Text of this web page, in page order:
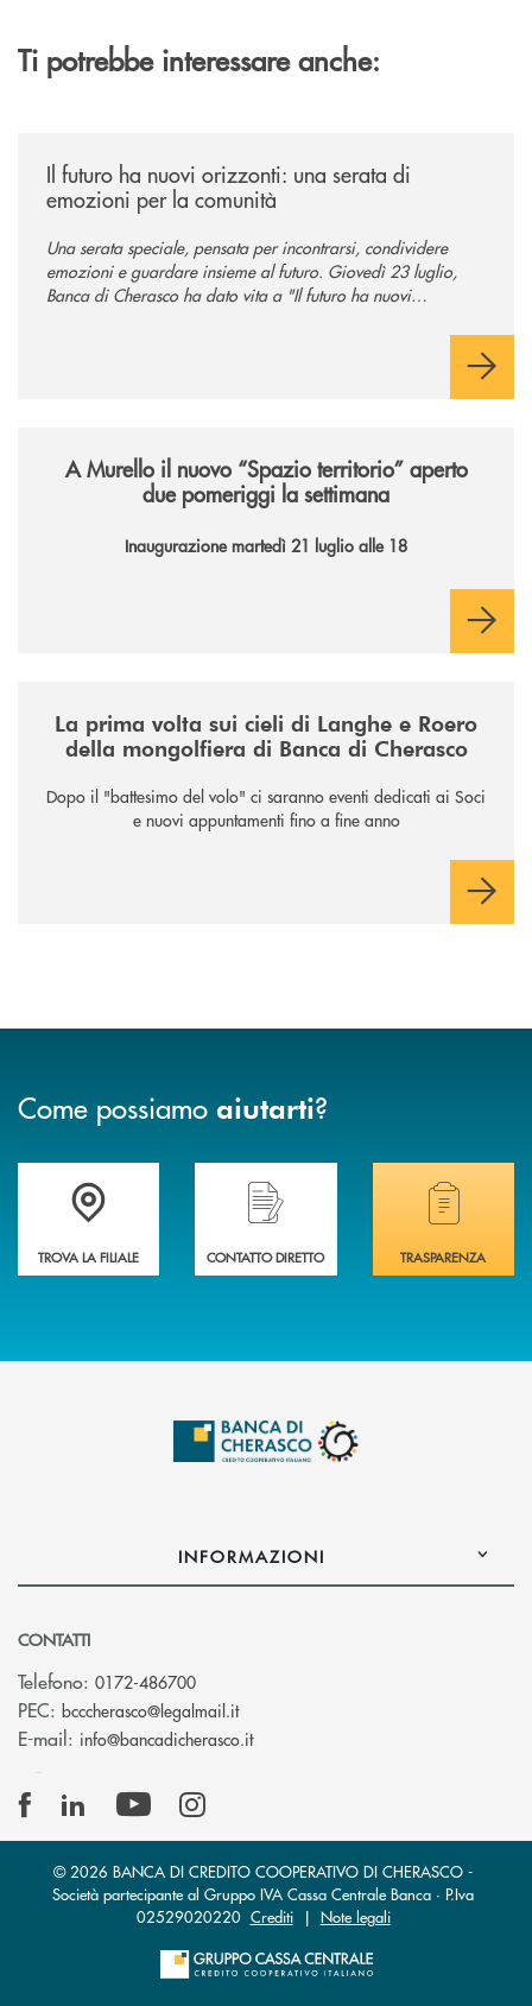
Ti potrebbe interessare anche:
Il futuro ha nuovi orizzonti: una serata di
emozioni per la comunità
Una serata speciale, pensata per incontrarsi, condividere
emozioni e guardare insieme al futuro. Giovedì 23 luglio,
Banca di Cherasco ha dato vita a "Il futuro ha nuovi
A Murello il nuovo “Spazio territorio” aperto
due pomeriggi la settimana
Inaugurazione martedì 21 luglio alle 18
La prima volta sui cieli di Langhe e Roero
della mongolfiera di Banca di Cherasco
Dopo il "battesimo del volo" ci saranno eventi dedicati ai Soci
e nuovi appuntamenti fino a fine anno
Come possiamo aiutarti?
Accedi all' elenco completo delle filiali .
TROVA LA FILIALE
Hai bisogno di assistenza immediata?
CONTATTO DIRETTO
Hai bisogno di
TRASPARENZA
INFORMAZIONI
CONTATTI
Telefono: 0172-486700
PEC: bcccherasco@legalmail.it(si apre l’app di posta elettronica)
E-mail: info@bancadicherasco.it(si apre l’app di posta elettronica)
© 2026 BANCA DI CREDITO COOPERATIVO DI CHERASCO -
Società partecipante al Gruppo IVA Cassa Centrale Banca · P.Iva
02529020220 Crediti| Note legali